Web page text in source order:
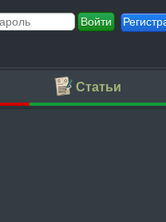
Статьи